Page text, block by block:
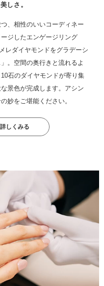
しさ。
、相性のいいコーディネー
ジしたエンゲージリング
レダイヤモンドをグラデーシ
。空間の奥行きと流れるよ
石のダイヤモンドが寄り集
景色が完成します。アシン
妙をご堪能ください。
しくみる